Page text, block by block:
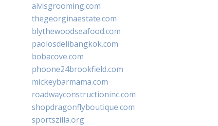
alvisgrooming.com
thegeorginaestate.com
blythewoodseafood.com
paolosdelibangkok.com
bobacove.com
phoone24brookfield.com
mickeybarmama.com
roadwayconstructioninc.com
shopdragonflyboutique.com
sportszilla.org